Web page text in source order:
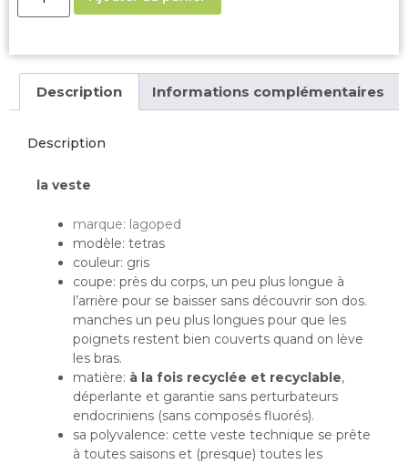
Description Informations complémentaires
Description
la veste
marque: lagoped
modèle: tetras
couleur: gris
coupe: près du corps, un peu plus longue à
l’arrière pour se baisser sans découvrir son dos.
manches un peu plus longues pour que les
poignets restent bien couverts quand on lève
les bras.
matière: à la fois recyclée et recyclable,
déperlante et garantie sans perturbateurs
endocriniens (sans composés fluorés).
sa polyvalence: cette veste technique se prête
à toutes saisons et (presque) toutes les